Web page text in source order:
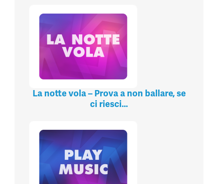
La notte vola – Prova a non ballare, se
ci riesci…